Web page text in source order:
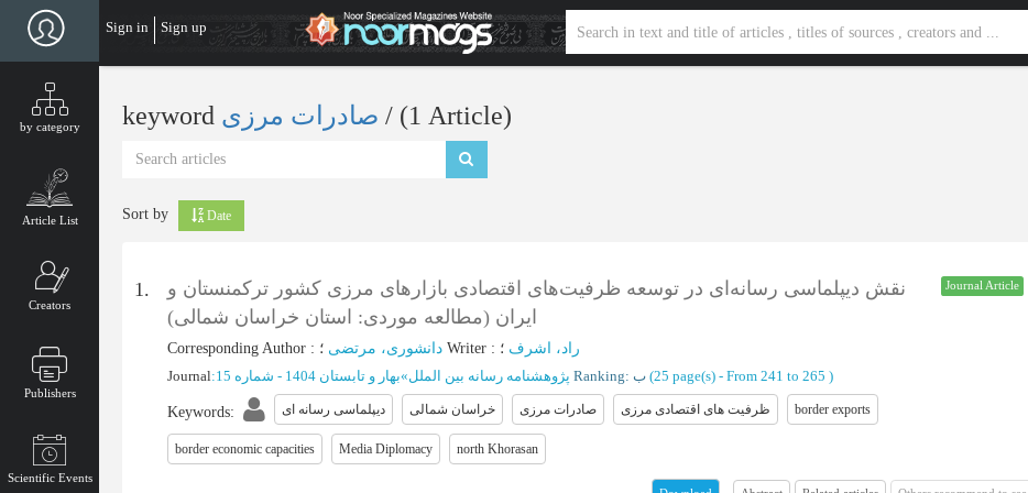
Sign in Sign up
by category
Article List
Creators
Publishers
Scientific Events
keyword ‎/ (1 Article)
Sort by Date
1.
نقش دیپلماسی رسانه‌ای در توسعه ظرفیت‌های اقتصادی بازارهای مرزی کشور ترکمنستان و
ایران (مطالعه موردی: استان خراسان شمالی)
Journal Article
Corresponding Author : دانشوری، مرتضی Writer : راد، اشرف ؛
Journal: پژوهشنامه رسانه بین الملل»بهار و تابستان 1404 - شماره 15 Ranking: ب (‎25 page(s) - From 241 to 265 )
Keywords: دیپلماسی رسانه ای خراسان شمالی صادرات مرزی ظرفیت های اقتصادی مرزی border exports
border economic capacities Media Diplomacy north Khorasan